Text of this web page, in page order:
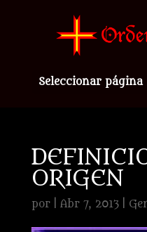
Seleccionar página
ORIGEN
por Abr 7, 2013|